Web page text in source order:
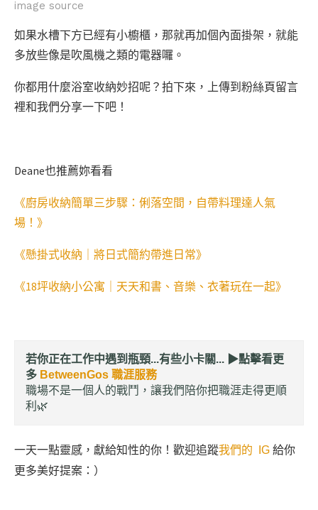
image source
如果水槽下方已經有小櫥櫃，那就再加個內面掛架，就能
多放些像是吹風機之類的電器囉。
你都用什麼浴室收納妙招呢？拍下來，上傳到粉絲頁留言
裡和我們分享一下吧！
Deane也推薦妳看看
《廚房收納簡單三步驟：俐落空間，自帶料理達人氣
場！》
《懸掛式收納｜將日式簡約帶進日常》
《18坪收納小公寓｜天天和書、音樂、衣著玩在一起》
若你正在工作中遇到瓶頸...有些小卡關... ▶︎點擊看更
多 BetweenGos 職涯服務
職場不是一個人的戰鬥，讓我們陪你把職涯走得更順
利🌿
一天一點靈感，獻給知性的你！歡迎追蹤我們的 IG 給你
更多美好提案：）